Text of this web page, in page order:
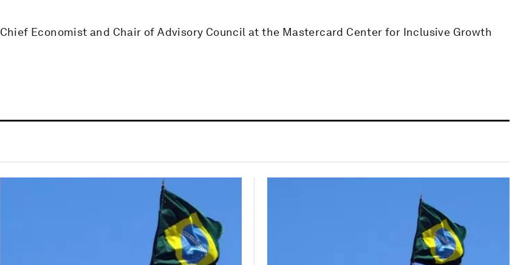
Chief Economist and Chair of Advisory Council at the Mastercard Center for Inclusive Growth